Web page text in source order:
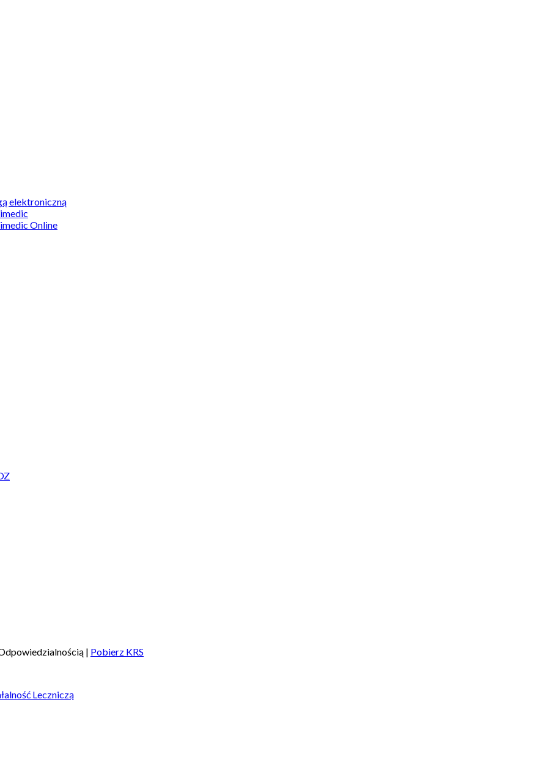
elektroniczną
Online
| Pobierz KRS
Leczniczą